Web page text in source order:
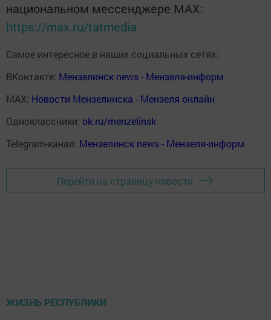
национальном мессенджере MАХ:
https://max.ru/tatmedia
Самое интересное в наших социальных сетях:
ВКонтакте: Мензелинск news - Мензеля-информ
MAX: Новости Мензелинска - Мензеля онлайн
Одноклассники: ok.ru/menzelinsk
Telegram-канал: Мензелинск news - Мензеля-информ
Перейти на страницу новости
ЖИЗНЬ РЕСПУБЛИКИ